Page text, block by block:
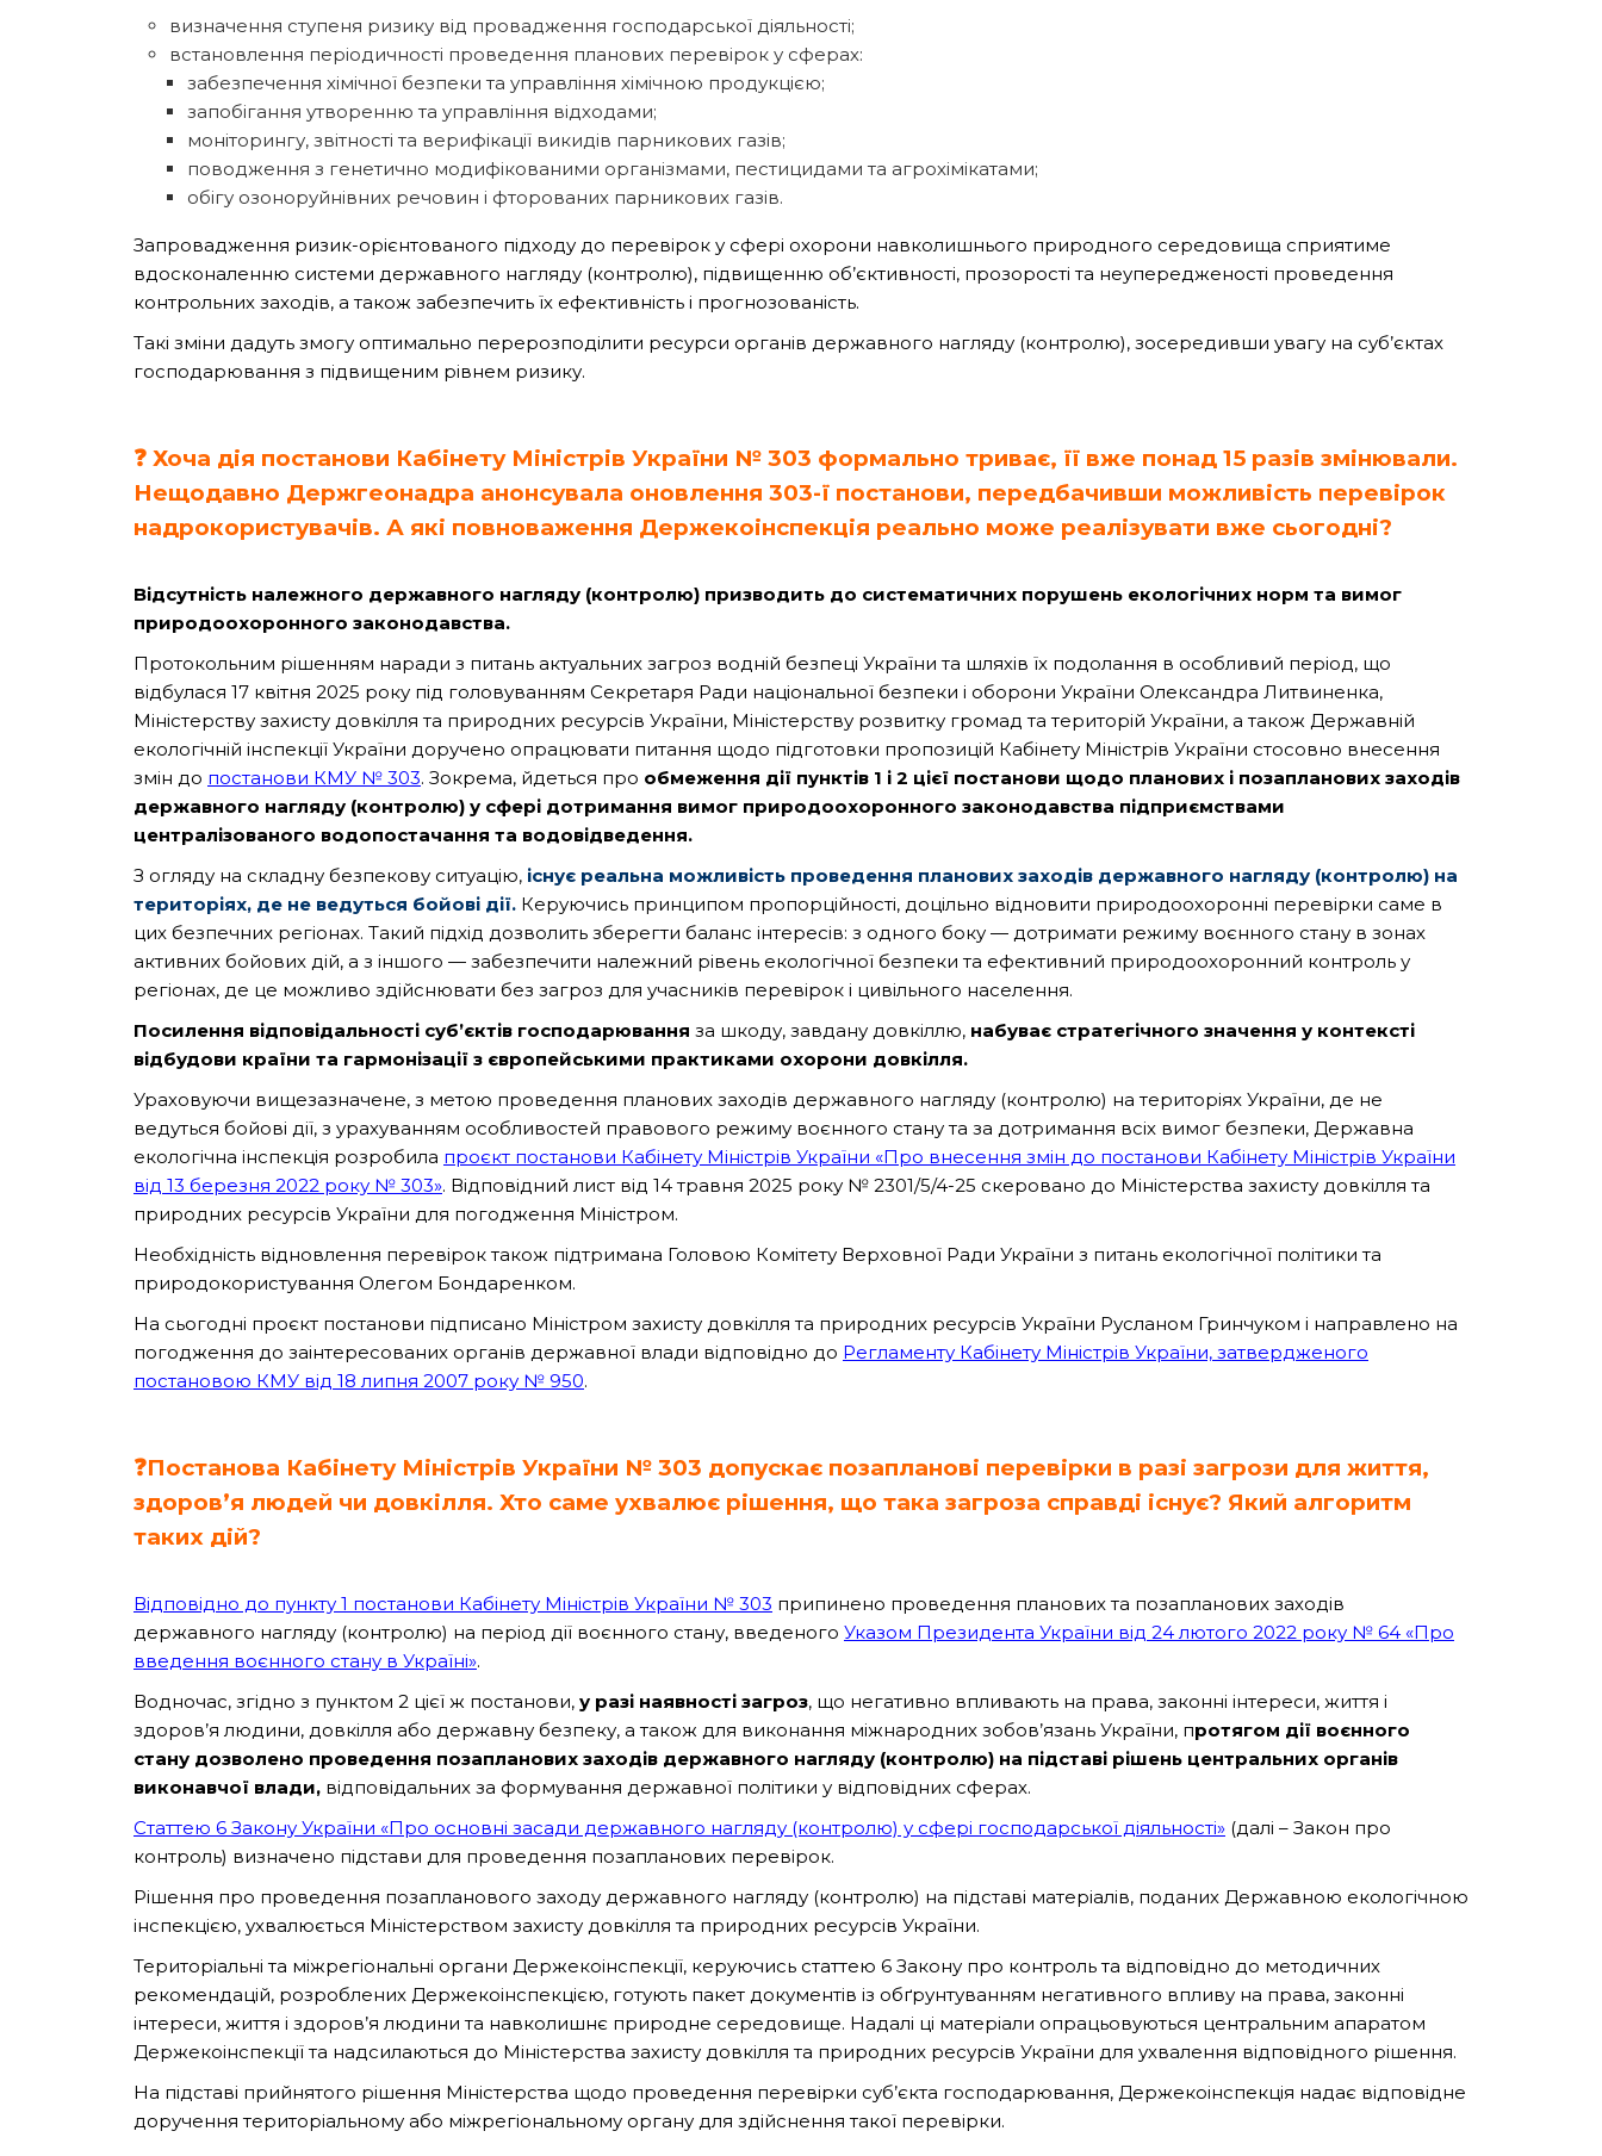
визначення ступеня ризику від провадження господарської діяльності;
встановлення періодичності проведення планових перевірок у сферах:
забезпечення хімічної безпеки та управління хімічною продукцією;
запобігання утворенню та управління відходами;
моніторингу, звітності та верифікації викидів парникових газів;
поводження з генетично модифікованими організмами, пестицидами та агрохімікатами;
обігу озоноруйнівних речовин і фторованих парникових газів.
Запровадження ризик-орієнтованого підходу до перевірок у сфері охорони навколишнього природного середовища сприятиме
вдосконаленню системи державного нагляду (контролю), підвищенню об’єктивності, прозорості та неупередженості проведення
контрольних заходів, а також забезпечить їх ефективність і прогнозованість.
Такі зміни дадуть змогу оптимально перерозподілити ресурси органів державного нагляду (контролю), зосередивши увагу на суб’єктах
господарювання з підвищеним рівнем ризику.
❓ Хоча дія постанови Кабінету Міністрів України № 303 формально триває, її вже понад 15 разів змінювали.
Нещодавно Держгеонадра анонсувала оновлення 303-ї постанови, передбачивши можливість перевірок
надрокористувачів. А які повноваження Держекоінспекція реально може реалізувати вже сьогодні?
Відсутність належного державного нагляду (контролю) призводить до систематичних порушень екологічних норм та вимог
природоохоронного законодавства.
Протокольним рішенням наради з питань актуальних загроз водній безпеці України та шляхів їх подолання в особливий період, що
відбулася 17 квітня 2025 року під головуванням Секретаря Ради національної безпеки і оборони України Олександра Литвиненка,
Міністерству захисту довкілля та природних ресурсів України, Міністерству розвитку громад та територій України, а також Державній
екологічній інспекції України доручено опрацювати питання щодо підготовки пропозицій Кабінету Міністрів України стосовно внесення
змін до постанови КМУ № 303. Зокрема, йдеться про обмеження дії пунктів 1 і 2 цієї постанови щодо планових і позапланових заходів
державного нагляду (контролю) у сфері дотримання вимог природоохоронного законодавства підприємствами
централізованого водопостачання та водовідведення.
З огляду на складну безпекову ситуацію, існує реальна можливість проведення планових заходів державного нагляду (контролю) на
територіях, де не ведуться бойові дії. Керуючись принципом пропорційності, доцільно відновити природоохоронні перевірки саме в
цих безпечних регіонах. Такий підхід дозволить зберегти баланс інтересів: з одного боку — дотримати режиму воєнного стану в зонах
активних бойових дій, а з іншого — забезпечити належний рівень екологічної безпеки та ефективний природоохоронний контроль у
регіонах, де це можливо здійснювати без загроз для учасників перевірок і цивільного населення.
Посилення відповідальності суб’єктів господарювання за шкоду, завдану довкіллю, набуває стратегічного значення у контексті
відбудови країни та гармонізації з європейськими практиками охорони довкілля.
Ураховуючи вищезазначене, з метою проведення планових заходів державного нагляду (контролю) на територіях України, де не
ведуться бойові дії, з урахуванням особливостей правового режиму воєнного стану та за дотримання всіх вимог безпеки, Державна
екологічна інспекція розробила проєкт постанови Кабінету Міністрів України «Про внесення змін до постанови Кабінету Міністрів України
від 13 березня 2022 року № 303». Відповідний лист від 14 травня 2025 року № 2301/5/4-25 скеровано до Міністерства захисту довкілля та
природних ресурсів України для погодження Міністром.
Необхідність відновлення перевірок також підтримана Головою Комітету Верховної Ради України з питань екологічної політики та
природокористування Олегом Бондаренком.
На сьогодні проєкт постанови підписано Міністром захисту довкілля та природних ресурсів України Русланом Гринчуком і направлено на
погодження до заінтересованих органів державної влади відповідно до Регламенту Кабінету Міністрів України, затвердженого
постановою КМУ від 18 липня 2007 року № 950.
❓Постанова Кабінету Міністрів України № 303 допускає позапланові перевірки в разі загрози для життя,
здоров’я людей чи довкілля. Хто саме ухвалює рішення, що така загроза справді існує? Який алгоритм
таких дій?
Відповідно до пункту 1 постанови Кабінету Міністрів України № 303 припинено проведення планових та позапланових заходів
державного нагляду (контролю) на період дії воєнного стану, введеного Указом Президента України від 24 лютого 2022 року № 64 «Про
введення воєнного стану в Україні».
Водночас, згідно з пунктом 2 цієї ж постанови, у разі наявності загроз, що негативно впливають на права, законні інтереси, життя і
здоров’я людини, довкілля або державну безпеку, а також для виконання міжнародних зобов’язань України, протягом дії воєнного
стану дозволено проведення позапланових заходів державного нагляду (контролю) на підставі рішень центральних органів
виконавчої влади, відповідальних за формування державної політики у відповідних сферах.
Статтею 6 Закону України «Про основні засади державного нагляду (контролю) у сфері господарської діяльності» (далі – Закон про
контроль) визначено підстави для проведення позапланових перевірок.
Рішення про проведення позапланового заходу державного нагляду (контролю) на підставі матеріалів, поданих Державною екологічною
інспекцією, ухвалюється Міністерством захисту довкілля та природних ресурсів України.
Територіальні та міжрегіональні органи Держекоінспекції, керуючись статтею 6 Закону про контроль та відповідно до методичних
рекомендацій, розроблених Держекоінспекцією, готують пакет документів із обґрунтуванням негативного впливу на права, законні
інтереси, життя і здоров’я людини та навколишнє природне середовище. Надалі ці матеріали опрацьовуються центральним апаратом
Держекоінспекції та надсилаються до Міністерства захисту довкілля та природних ресурсів України для ухвалення відповідного рішення.
На підставі прийнятого рішення Міністерства щодо проведення перевірки суб’єкта господарювання, Держекоінспекція надає відповідне
доручення територіальному або міжрегіональному органу для здійснення такої перевірки.